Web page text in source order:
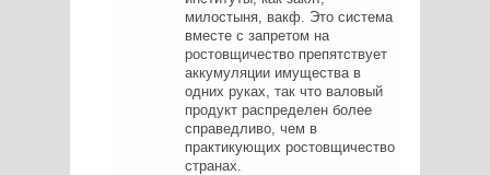
милостыня, вакф. Это система
вместе с запретом на
ростовщичество препятствует
аккумуляции имущества в
одних руках, так что валовый
продукт распределен более
справедливо, чем в
практикующих ростовщичество
странах.